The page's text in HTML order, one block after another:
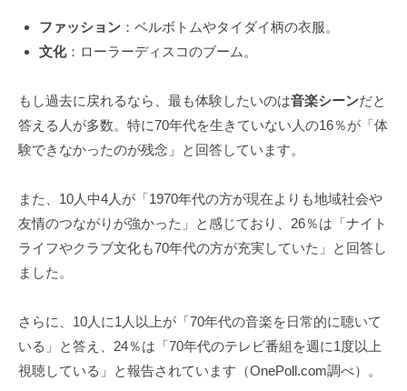
ファッション：ベルボトムやタイダイ柄の衣服。
文化：ローラーディスコのブーム。
もし過去に戻れるなら、最も体験したいのは音楽シーンだと
答える人が多数。特に70年代を生きていない人の16％が「体
験できなかったのが残念」と回答しています。
また、10人中4人が「1970年代の方が現在よりも地域社会や
友情のつながりが強かった」と感じており、26％は「ナイト
ライフやクラブ文化も70年代の方が充実していた」と回答し
ました。
さらに、10人に1人以上が「70年代の音楽を日常的に聴いて
いる」と答え、24％は「70年代のテレビ番組を週に1度以上
視聴している」と報告されています（OnePoll.com調べ）。